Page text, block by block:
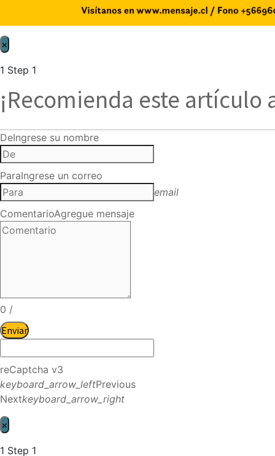
×
1 Step 1
¡Recomienda este artículo
DeIngrese su nombre
ParaIngrese un correo
email
ComentarioAgregue mensaje
0 /
Enviar
reCaptcha v3
keyboard_arrow_leftPrevious
Nextkeyboard_arrow_right
×
1 Step 1